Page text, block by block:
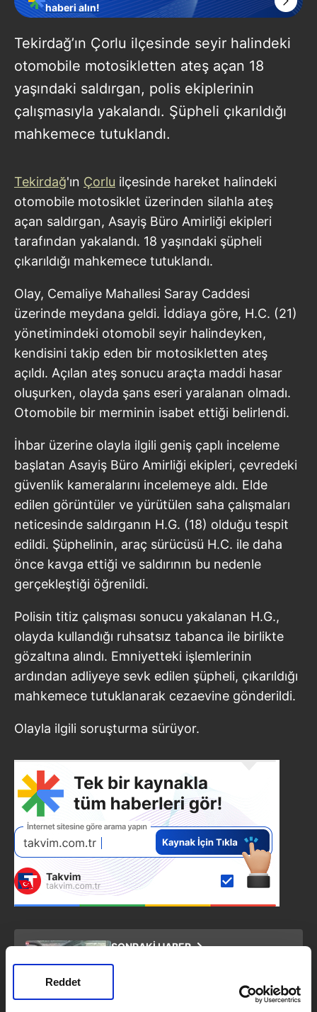
Reddet
haberi alın!
Tekirdağ’ın Çorlu ilçesinde seyir halindeki
otomobile motosikletten ateş açan 18
yaşındaki saldırgan, polis ekiplerinin
çalışmasıyla yakalandı. Şüpheli çıkarıldığı
mahkemece tutuklandı.
Tekirdağ'ın Çorlu ilçesinde hareket halindeki
otomobile motosiklet üzerinden silahla ateş
açan saldırgan, Asayiş Büro Amirliği ekipleri
tarafından yakalandı. 18 yaşındaki şüpheli
çıkarıldığı mahkemece tutuklandı.
Olay, Cemaliye Mahallesi Saray Caddesi
üzerinde meydana geldi. İddiaya göre, H.C. (21)
yönetimindeki otomobil seyir halindeyken,
kendisini takip eden bir motosikletten ateş
açıldı. Açılan ateş sonucu araçta maddi hasar
oluşurken, olayda şans eseri yaralanan olmadı.
Otomobile bir merminin isabet ettiği belirlendi.
İhbar üzerine olayla ilgili geniş çaplı inceleme
başlatan Asayiş Büro Amirliği ekipleri, çevredeki
güvenlik kameralarını incelemeye aldı. Elde
edilen görüntüler ve yürütülen saha çalışmaları
neticesinde saldırganın H.G. (18) olduğu tespit
edildi. Şüphelinin, araç sürücüsü H.C. ile daha
önce kavga ettiği ve saldırının bu nedenle
gerçekleştiği öğrenildi.
Polisin titiz çalışması sonucu yakalanan H.G.,
olayda kullandığı ruhsatsız tabanca ile birlikte
gözaltına alındı. Emniyetteki işlemlerinin
ardından adliyeye sevk edilen şüpheli, çıkarıldığı
mahkemece tutuklanarak cezaevine gönderildi.
Olayla ilgili soruşturma sürüyor.
SONRAKİ HABER
Alışveriş merkezi yanındaki
yangın tehlike saçtı: Alevler
otoparktaki araçlara ulaştı